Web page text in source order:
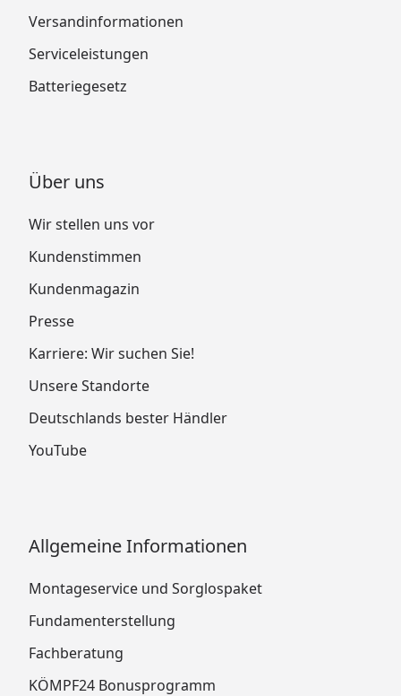
Versandinformationen
Serviceleistungen
Batteriegesetz
Über uns
Wir stellen uns vor
Kundenstimmen
Kundenmagazin
Presse
Karriere: Wir suchen Sie!
Unsere Standorte
Deutschlands bester Händler
YouTube
Allgemeine Informationen
Montageservice und Sorglospaket
Fundamenterstellung
Fachberatung
KÖMPF24 Bonusprogramm